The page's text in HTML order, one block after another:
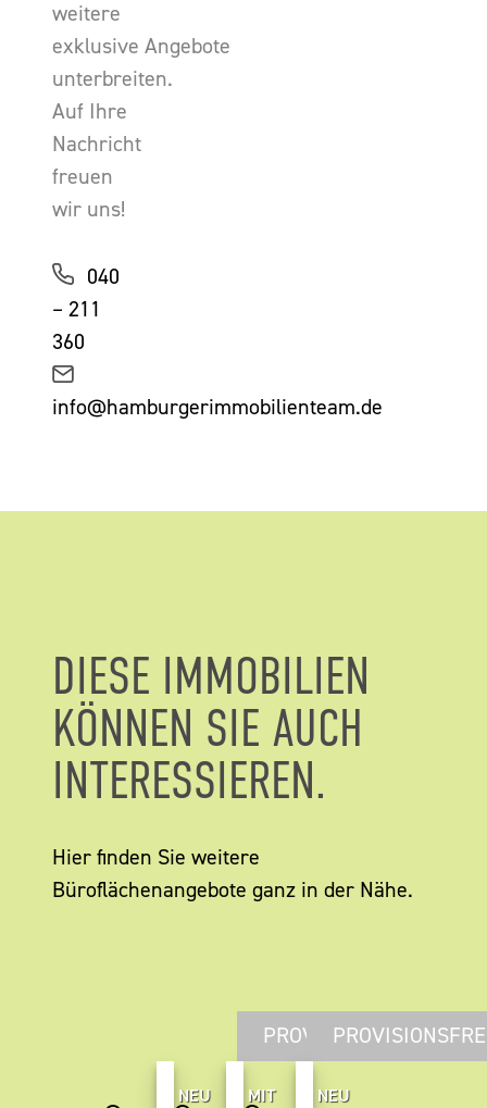
weitere
exklusive Angebote
unterbreiten.
Auf Ihre
Nachricht
freuen
wir uns!
040
– 211
360
info@hamburgerimmobilienteam.de
DIESE IMMOBILIEN
KÖNNEN SIE AUCH
INTERESSIEREN.
Hier finden Sie weitere
Büroflächenangebote ganz in der Nähe.
NEU
PROVISIONSFREI
MIT
NEU